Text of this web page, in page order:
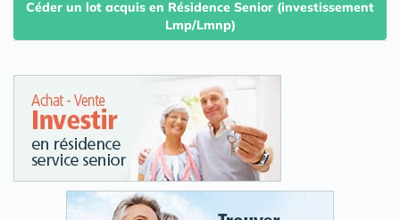
Céder un lot acquis en Résidence Senior (investissement
Lmp/Lmnp)